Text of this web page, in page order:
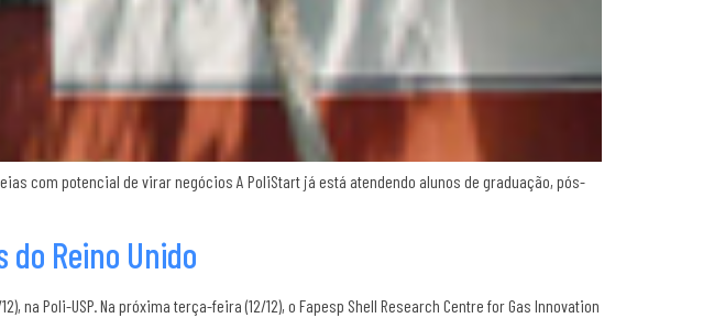
com potencial de virar negócios A PoliStart já está atendendo alunos de graduação, pós-
Reino Unido
Poli-USP. Na próxima terça-feira (12/12), o Fapesp Shell Research Centre for Gas Innovation